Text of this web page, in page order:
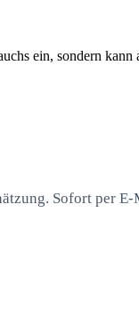
ein, sondern kann
Sofort per E-